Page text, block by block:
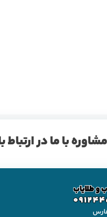
با ما در ارتباط